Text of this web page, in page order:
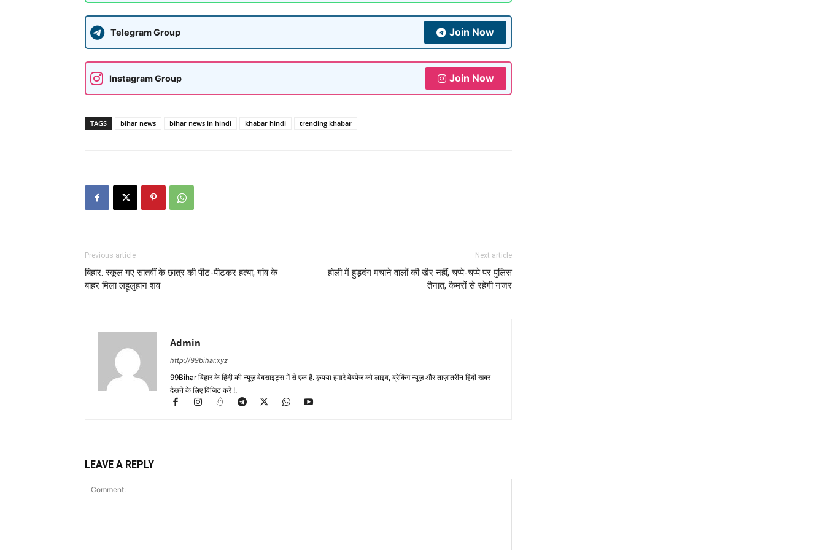
Telegram Group Join Now
Instagram Group Join Now
TAGS bihar news bihar news in hindi khabar hindi trending khabar
Previous article
बिहार: स्कूल गए सातवीं के छात्र की पीट-पीटकर हत्या, गांव के
बाहर मिला लहूलुहान शव
Next article
होली में हुड़दंग मचाने वालों की खैर नहीं, चप्पे-चप्पे पर पुलिस
तैनात, कैमरों से रहेगी नजर
Admin
http://99bihar.xyz
99Bihar बिहार के हिंदी की न्यूज़ वेबसाइट्स में से एक है. कृपया हमारे वेबपेज को लाइव, ब्रेकिंग न्यूज़ और ताज़ातरीन हिंदी खबर
देखने के लिए विजिट करें !.
LEAVE A REPLY